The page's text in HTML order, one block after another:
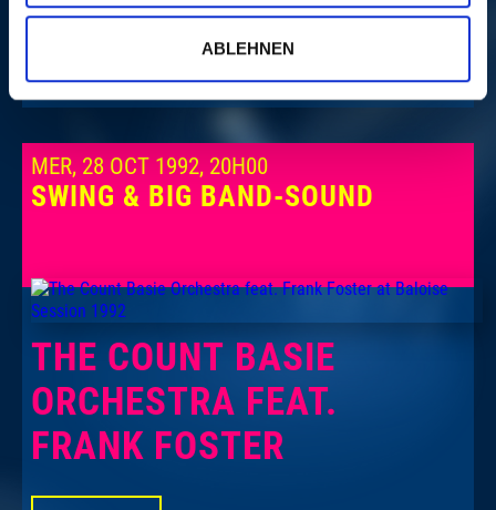
ABLEHNEN
MER, 28 OCT 1992, 20H00
SWING & BIG BAND-SOUND
THE COUNT BASIE
ORCHESTRA FEAT.
FRANK FOSTER